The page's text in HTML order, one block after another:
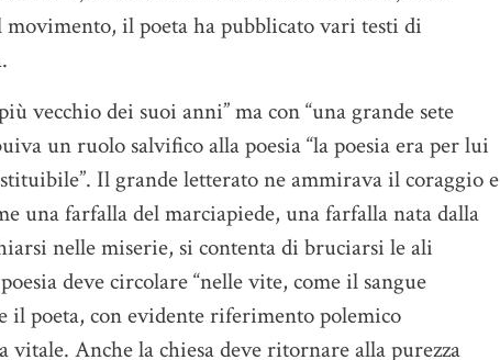
movimento, il poeta ha pubblicato vari testi di
vecchio dei suoi anni” ma con “una grande sete
un ruolo salvifico alla poesia “la poesia era per lui
Il grande letterato ne ammirava il coraggio e
una farfalla del marciapiede, una farfalla nata dalla
nelle miserie, si contenta di bruciarsi le ali
deve circolare “nelle vite, come il sangue
il poeta, con evidente riferimento polemico
vitale. Anche la chiesa deve ritornare alla purezza